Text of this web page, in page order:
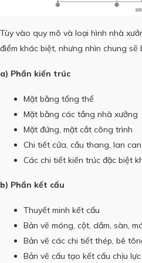
Tùy vào quy mô và loại hình nhà
điểm khác biệt, nhưng nhìn chung sẽ
a) Phần kiến trúc
Mặt bằng tổng thể
Mặt bằng các tầng nhà xưởng
Mặt đứng, mặt cắt công trình
Chi tiết cửa, cầu thang, lan can,
Các chi tiết kiến trúc đặc biệt
b) Phần kết cấu
Thuyết minh kết cấu
Bản vẽ móng, cột, dầm, sàn,
Bản vẽ các chi tiết thép, bê
Bản vẽ cấu tạo kết cấu chịu